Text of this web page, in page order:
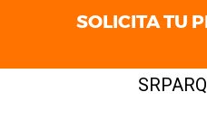
SOLICITA TU